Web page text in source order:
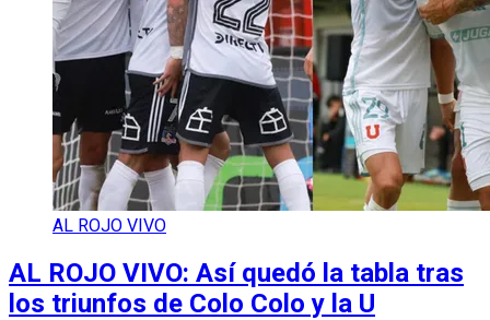
AL ROJO VIVO
AL ROJO VIVO: Así quedó la tabla tras
los triunfos de Colo Colo y la U